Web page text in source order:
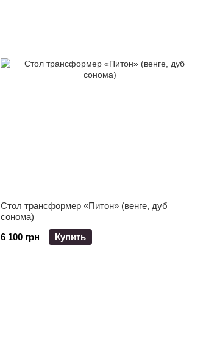
Стол трансформер «Питон» (венге, дуб
сонома)
6 100 грн
Купить